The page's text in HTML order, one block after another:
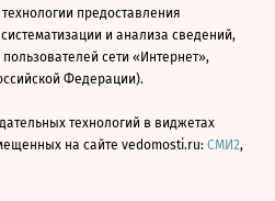
предоставления
и анализа сведений,
сети «Интернет»,
Федерации).
технологий в виджетах
на сайте vedomosti.ru: СМИ2,